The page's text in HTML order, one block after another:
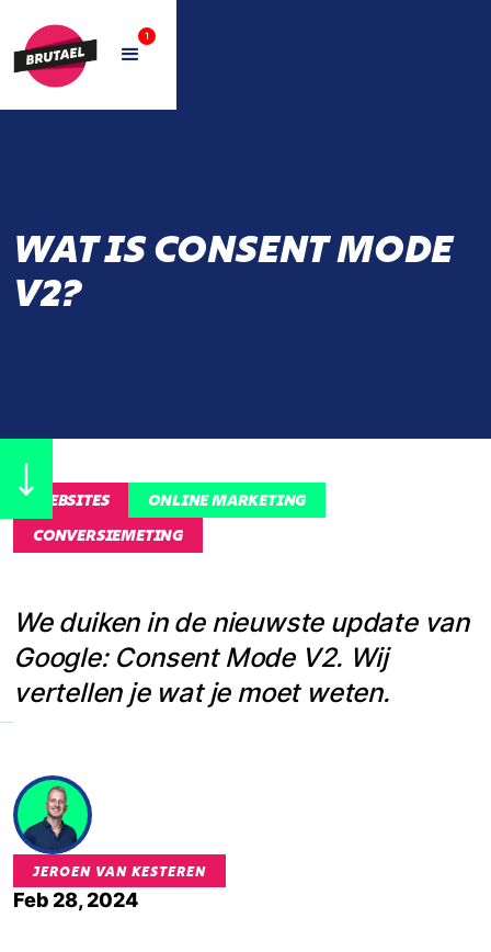
1
WAT IS CONSENT MODE
V2?
WEBSITES
ONLINE MARKETING
CONVERSIEMETING
We duiken in de nieuwste update van
Google: Consent Mode V2. Wij
vertellen je wat je moet weten.
JEROEN VAN KESTEREN
Feb 28, 2024